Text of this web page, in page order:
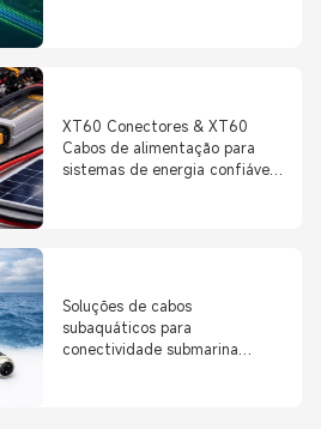
XT60 Conectores & XT60
Cabos de alimentação para
sistemas de energia confiáveis
Soluções de cabos
subaquáticos para
conectividade submarina